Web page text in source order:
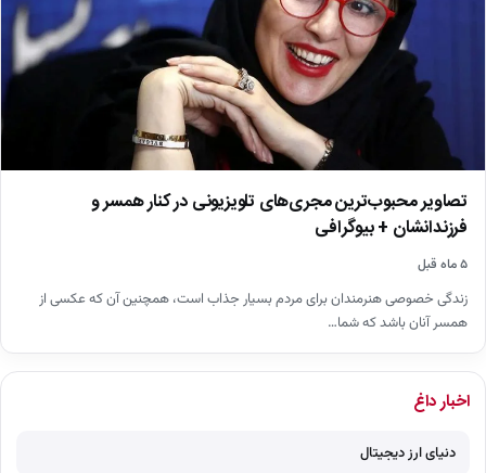
تصاویر محبوب‌ترین مجری‌های تلویزیونی در کنار همسر و
فرزندانشان + بیوگرافی
۵ ماه قبل
زندگی خصوصی هنرمندان برای مردم بسیار جذاب است، همچنین آن که عکسی از
همسر آنان باشد که شما…
اخبار داغ
دنیای ارز دیجیتال